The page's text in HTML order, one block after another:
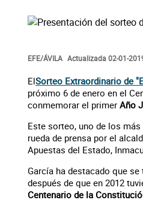
EFE/ÁVILA Actualizada 02-01-
ElSorteo Extraordinario de
próximo 6 de enero en el
conmemorar el primer Año
Este sorteo, uno de los
rueda de prensa por el
Apuestas del Estado,
García ha destacado que
después de que en 2012
Centenario de la